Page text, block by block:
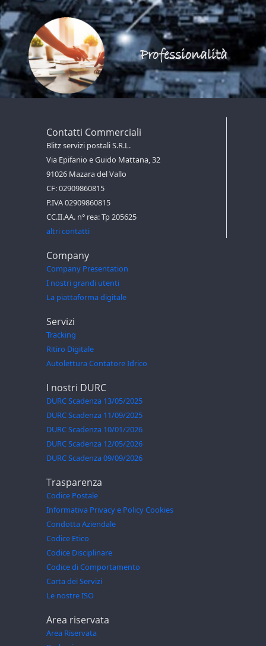
Professionalità
Contatti Commerciali
Blitz servizi postali S.R.L.
Via Epifanio e Guido Mattana, 32
91026 Mazara del Vallo
CF: 02909860815
P.IVA 02909860815
CC.II.AA. n° rea: Tp 205625
altri contatti
Company
Company Presentation
I nostri grandi utenti
La piattaforma digitale
Servizi
Tracking
Ritiro Digitale
Autolettura Contatore Idrico
I nostri DURC
DURC Scadenza 13/05/2025
DURC Scadenza 11/09/2025
DURC Scadenza 10/01/2026
DURC Scadenza 12/05/2026
DURC Scadenza 09/09/2026
Trasparenza
Codice Postale
Informativa Privacy e Policy Cookies
Condotta Aziendale
Codice Etico
Codice Disciplinare
Codice di Comportamento
Carta dei Servizi
Le nostre ISO
Area riservata
Area Riservata